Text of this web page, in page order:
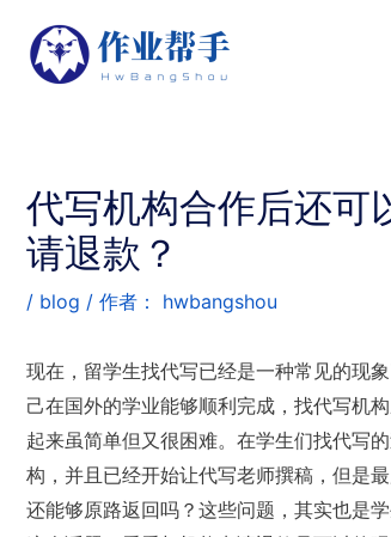
代写机构合作后还可
请退款？
/ blog / 作者： hwbangshou
现在，留学生找代写已经是一种常见的现
己在国外的学业能够顺利完成，找代写机
起来虽简单但又很困难。在学生们找代写
构，并且已经开始让代写老师撰稿，但是
还能够原路返回吗？这些问题，其实也是